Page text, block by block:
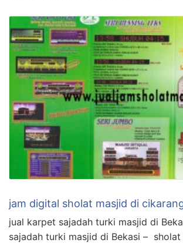
jam digital sholat masjid di
jual karpet sajadah turki masjid di
sajadah turki masjid di Bekasi – sholat